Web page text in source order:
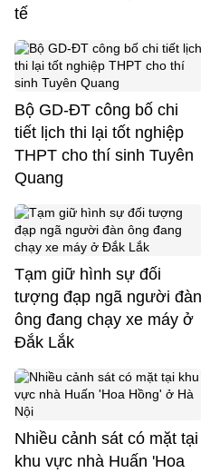
tế
Bộ GD-ĐT công bố chi
tiết lịch thi lại tốt nghiệp
THPT cho thí sinh Tuyên
Quang
Tạm giữ hình sự đối
tượng đạp ngã người đàn
ông đang chạy xe máy ở
Đắk Lắk
Nhiều cảnh sát có mặt tại
khu vực nhà Huấn 'Hoa